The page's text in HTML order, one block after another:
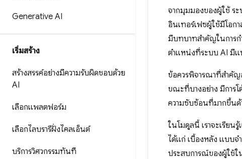
Generative AI
เริ่มสร้าง
สร้างสรรค์อย่างมีความรับผิดชอบด้วย
AI
เลือกแพลตฟอร์ม
เลือกไลบรารีฝั่งไคลเอ็นต์
บริการวิศวกรรมทันที
จากมุมมองของผู้ใช้ ร
อินเทอร์เฟซผู้ใช้มีโอก
มีบทบาทสำคัญในการก
ตำแหน่งที่ระบบ AI มีแ
ข้อควรพิจารณาที่สำคั
ขณะที่บางอย่าง มีการ
ความซับซ้อนที่มากขึ้นด้
ในโมดูลนี้ เราจะเรีย
ได้แก่ เบื้องหลัง แบบจ
ประสบการณ์ของผู้ใช้ใ